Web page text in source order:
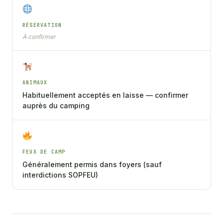
RÉSERVATION
À confirmer
ANIMAUX
Habituellement acceptés en laisse — confirmer
auprès du camping
FEUX DE CAMP
Généralement permis dans foyers (sauf
interdictions SOPFEU)